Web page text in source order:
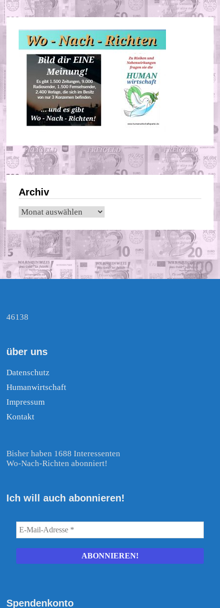
Archiv
Archiv
46138
über uns
Datenschutz
Humanwirtschaft
Impressum
Kontakt
Bisher haben 1688 Interessenten
Wo-Nach-Richten abonniert!
Ich will auch abonnieren!
Spendenkonto